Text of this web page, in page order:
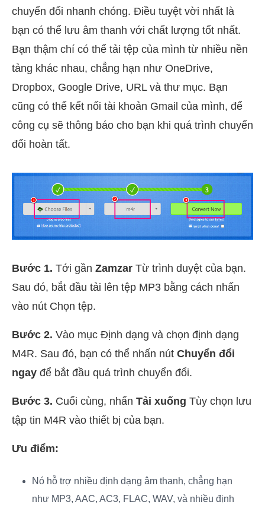
chuyển đổi nhanh chóng. Điều tuyệt vời nhất là
bạn có thể lưu âm thanh với chất lượng tốt nhất.
Bạn thậm chí có thể tải tệp của mình từ nhiều nền
tảng khác nhau, chẳng hạn như OneDrive,
Dropbox, Google Drive, URL và thư mục. Bạn
cũng có thể kết nối tài khoản Gmail của mình, để
công cụ sẽ thông báo cho bạn khi quá trình chuyển
đổi hoàn tất.
Bước 1. Tới gần Zamzar Từ trình duyệt của bạn.
Sau đó, bắt đầu tải lên tệp MP3 bằng cách nhấn
vào nút Chọn tệp.
Bước 2. Vào mục Định dạng và chọn định dạng
M4R. Sau đó, bạn có thể nhấn nút Chuyển đổi
ngay để bắt đầu quá trình chuyển đổi.
Bước 3. Cuối cùng, nhấn Tải xuống Tùy chọn lưu
tập tin M4R vào thiết bị của bạn.
Ưu điểm:
Nó hỗ trợ nhiều định dạng âm thanh, chẳng hạn
như MP3, AAC, AC3, FLAC, WAV, và nhiều định